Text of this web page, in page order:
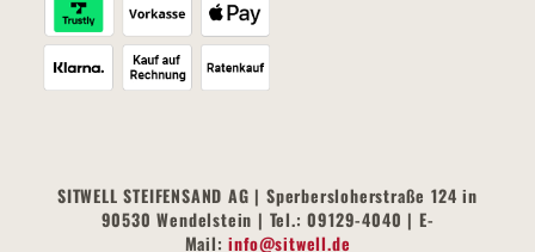
SITWELL STEIFENSAND AG | Sperbersloherstraße 124 in
90530 Wendelstein | Tel.: 09129-4040 | E-
Mail:info@sitwell.de